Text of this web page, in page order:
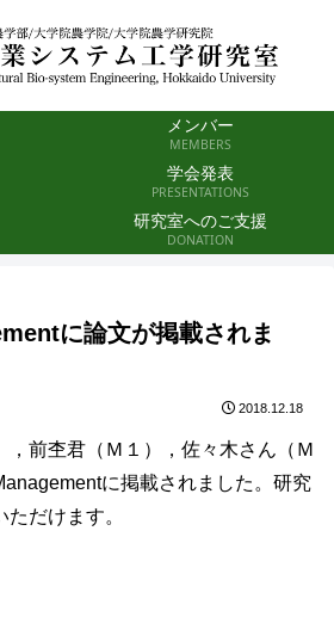
メンバー
MEMBERS
学会発表
PRESENTATIONS
研究室へのご支援
DONATION
に論文が掲載されま
2018.12.18
，前杢君（Ｍ１），佐々木さん（Ｍ
に掲載されました。研究
だけます。